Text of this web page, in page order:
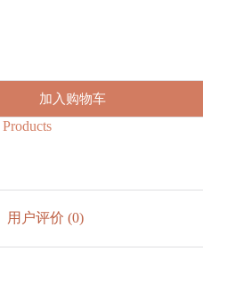
加入购物车
Products
用户评价 (0)